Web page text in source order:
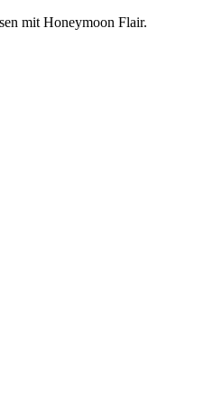
mit Honeymoon Flair.